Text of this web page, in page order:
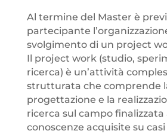
Al termine del Master è
partecipante
svolgimento di un project
Il project work (studio,
ricerca) è un’attività
strutturata che comprende
progettazione e la
ricerca sul campo finalizzata
conoscenze acquisite su